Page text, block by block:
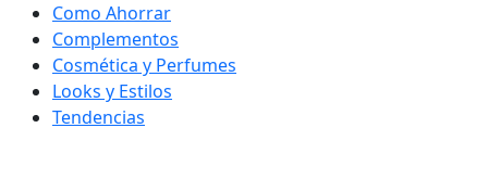
Como Ahorrar
Complementos
Cosmética y Perfumes
Looks y Estilos
Tendencias